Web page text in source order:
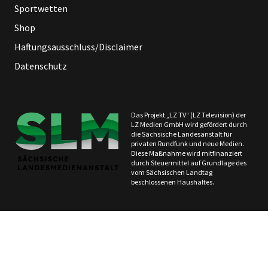
Sportwetten
Shop
Haftungsausschluss/Disclaimer
Datenschutz
Das Projekt „LZ TV“ (LZ Television) der
LZ Medien GmbH wird gefördert durch
die Sächsische Landesanstalt für
privaten Rundfunk und neue Medien.
Diese Maßnahme wird mitfinanziert
durch Steuermittel auf Grundlage des
vom Sächsischen Landtag
beschlossenen Haushaltes.